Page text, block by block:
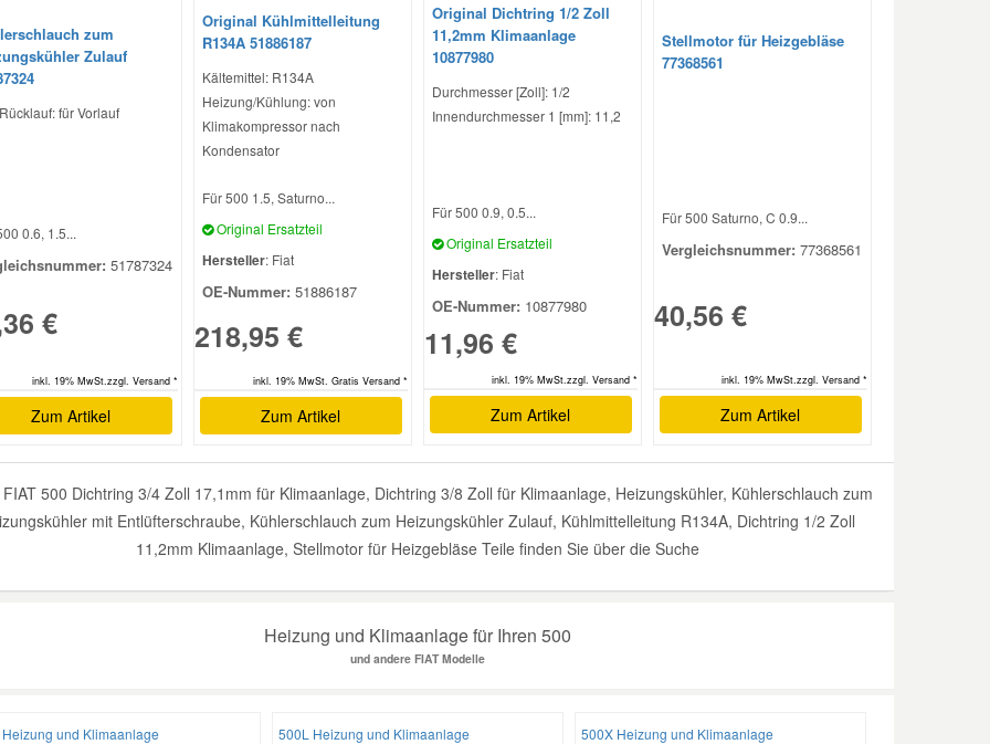
zum
Zulauf
für Vorlauf
0.6, 1.5...
51787324
€
inkl. 19% MwSt.zzgl. Versand *
Zum Artikel
Original Kühlmittelleitung
R134A 51886187
Kältemittel: R134A
Heizung/Kühlung: von
Klimakompressor nach
Kondensator
Für 500 1.5, Saturno...
Original Ersatzteil
Hersteller: Fiat
OE-Nummer: 51886187
218,95 €
inkl. 19% MwSt. Gratis Versand *
Zum Artikel
Original Dichtring 1/2 Zoll
11,2mm Klimaanlage
10877980
Durchmesser [Zoll]: 1/2
Innendurchmesser 1 [mm]: 11,2
Für 500 0.9, 0.5...
Original Ersatzteil
Hersteller: Fiat
OE-Nummer: 10877980
11,96 €
inkl. 19% MwSt.zzgl. Versand *
Zum Artikel
Stellmotor für Heizgebläse
77368561
Für 500 Saturno, C 0.9...
Vergleichsnummer: 77368561
40,56 €
inkl. 19% MwSt.zzgl. Versand *
Zum Artikel
500 Dichtring 3/4 Zoll 17,1mm für Klimaanlage, Dichtring 3/8 Zoll für Klimaanlage, Heizungskühler, Kühlerschlauch zum
mit Entlüfterschraube, Kühlerschlauch zum Heizungskühler Zulauf, Kühlmittelleitung R134A, Dichtring 1/2 Zoll
11,2mm Klimaanlage, Stellmotor für Heizgebläse Teile finden Sie über die Suche
Heizung und Klimaanlage für Ihren 500
und andere FIAT Modelle
und Klimaanlage 500L Heizung und Klimaanlage 500X Heizung und Klimaanlage